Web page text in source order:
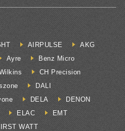
AIRPULSE
AKG
Ayre
Benz Micro
CH Precision
DALI
DELA
DENON
ELAC
EMT
WATT